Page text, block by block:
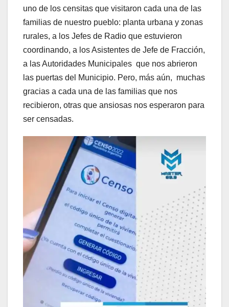
uno de los censitas que visitaron cada una de las
familias de nuestro pueblo: planta urbana y zonas
rurales, a los Jefes de Radio que estuvieron
coordinando, a los Asistentes de Jefe de Fracción,
a las Autoridades Municipales que nos abrieron
las puertas del Municipio. Pero, más aún, muchas
gracias a cada una de las familias que nos
recibieron, otras que ansiosas nos esperaron para
ser censadas.